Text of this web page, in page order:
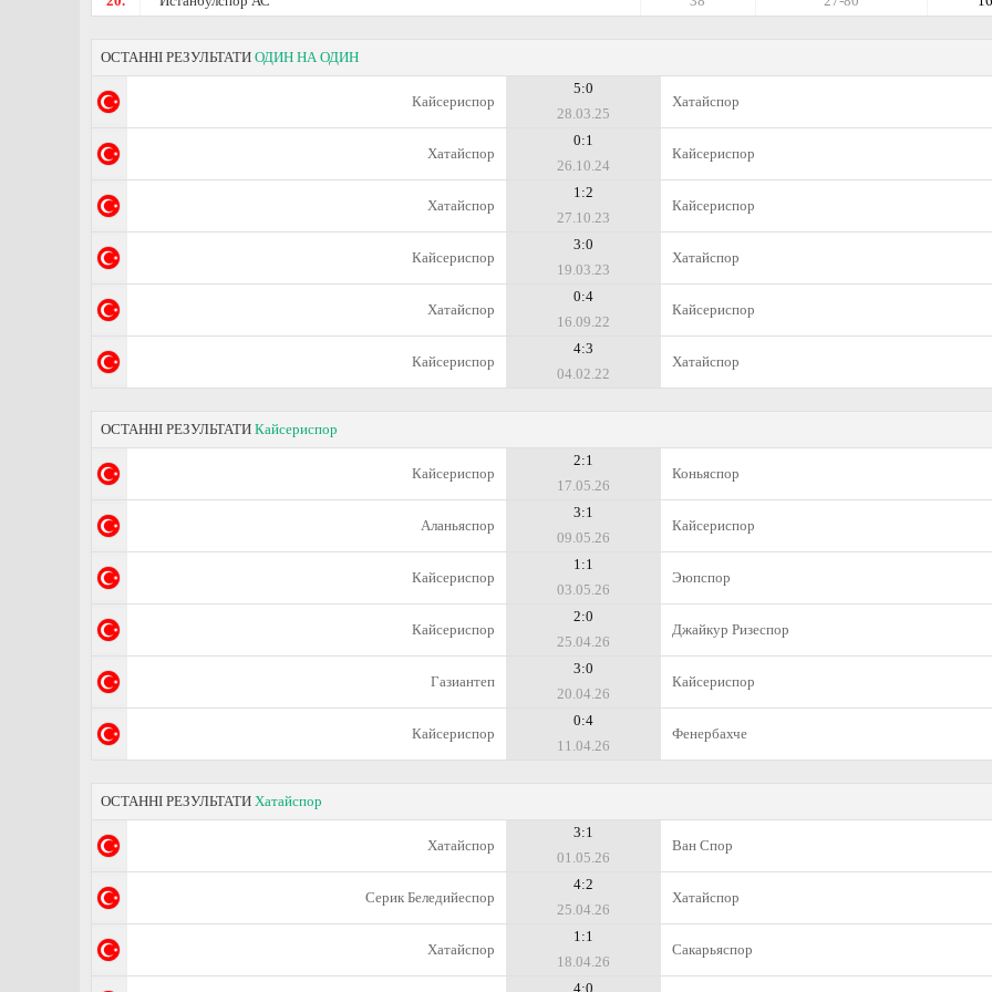
ОСТАННІ РЕЗУЛЬТАТИ ОДИН НА ОДИН
Кайсериспор
5:0
28.03.25
Хатайспор
Хатайспор
0:1
26.10.24
Кайсериспор
Хатайспор
1:2
27.10.23
Кайсериспор
Кайсериспор
3:0
19.03.23
Хатайспор
Хатайспор
0:4
16.09.22
Кайсериспор
Кайсериспор
4:3
04.02.22
Хатайспор
ОСТАННІ РЕЗУЛЬТАТИ Кайсериспор
Кайсериспор
2:1
17.05.26
Коньяспор
Аланьяспор
3:1
09.05.26
Кайсериспор
Кайсериспор
1:1
03.05.26
Эюпспор
Кайсериспор
2:0
25.04.26
Джайкур Ризеспор
Газиантеп
3:0
20.04.26
Кайсериспор
Кайсериспор
0:4
11.04.26
Фенербахче
ОСТАННІ РЕЗУЛЬТАТИ Хатайспор
Хатайспор
3:1
01.05.26
Ван Спор
Серик Беледийеспор
4:2
25.04.26
Хатайспор
Хатайспор
1:1
18.04.26
Сакарьяспор
4:0